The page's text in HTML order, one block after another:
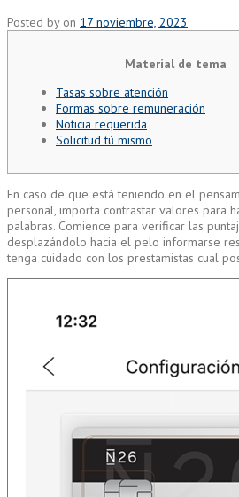
Posted by on 17 noviembre, 2023
Material de tema
Tasas sobre atención
Formas sobre remuneración
Noticia requerida
Solicitud tú mismo
En caso de que está teniendo en el
personal, importa contrastar valores para
palabras. Comience para verificar las
desplazándolo hacia el pelo informarse
tenga cuidado con los prestamistas cual